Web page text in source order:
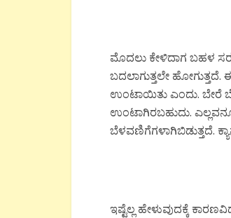
ಮೊದಲು ಕೇಳಿದಾಗ ಬಹಳ
ಬದಲಾಗುತ್ತಲೇ ಹೋಗುತ್ತದೆ.
ಉಂಟಾಯಿತು ಎಂದು. ಬೇರೆ
ಉಂಟಾಗಿರಬಹುದು.
ಬೆಳವಣಿಗೆಗಳಾಗಿಬಿಡುತ್ತದೆ.
ಇಷ್ಟೆಲ್ಲ ಹೇಳುವುದಕ್ಕೆ